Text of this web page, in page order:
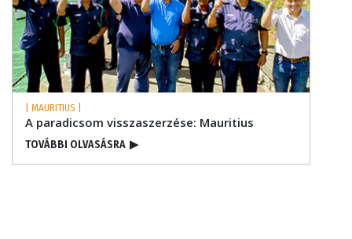
| MAURITIUS |
A paradicsom visszaszerzése: Mauritius
TOVÁBBI OLVASÁSRA ▶